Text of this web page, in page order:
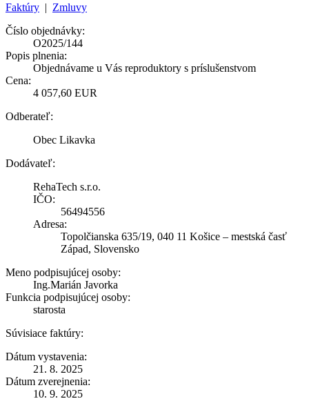
Faktúry | Zmluvy
Číslo objednávky:
O2025/144
Popis plnenia:
Objednávame u Vás reproduktory s príslušenstvom
Cena:
4 057,60 EUR
Odberateľ:
Obec Likavka
Dodávateľ:
RehaTech s.r.o.
IČO:
56494556
Adresa:
Topolčianska 635/19, 040 11 Košice – mestská časť
Západ, Slovensko
Meno podpisujúcej osoby:
Ing.Marián Javorka
Funkcia podpisujúcej osoby:
starosta
Súvisiace faktúry:
Dátum vystavenia:
21. 8. 2025
Dátum zverejnenia:
10. 9. 2025